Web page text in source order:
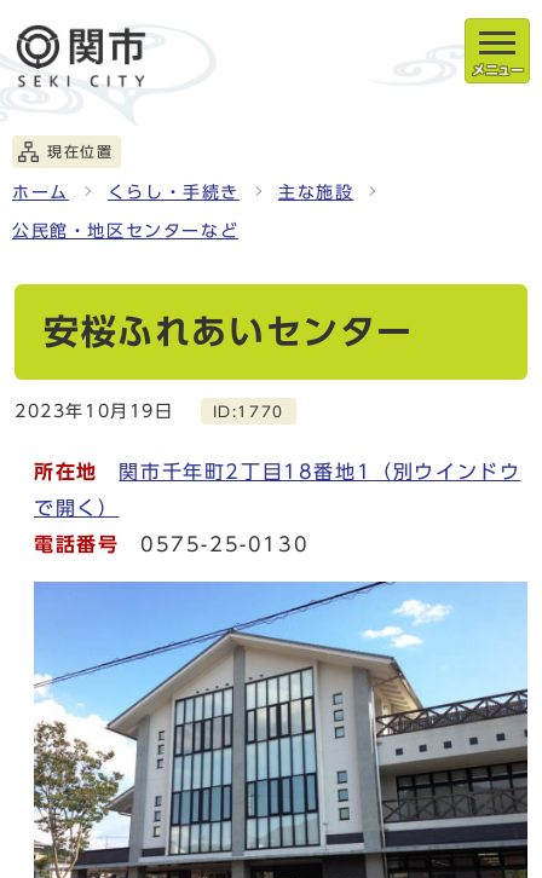
メニュー
現在位置
ホーム くらし・手続き 主な施設
公民館・地区センターなど
安桜ふれあいセンター
2023年10月19日 ID:1770
所在地 関市千年町2丁目18番地1
（別ウインドウ
で開く）
電話番号 0575-25-0130